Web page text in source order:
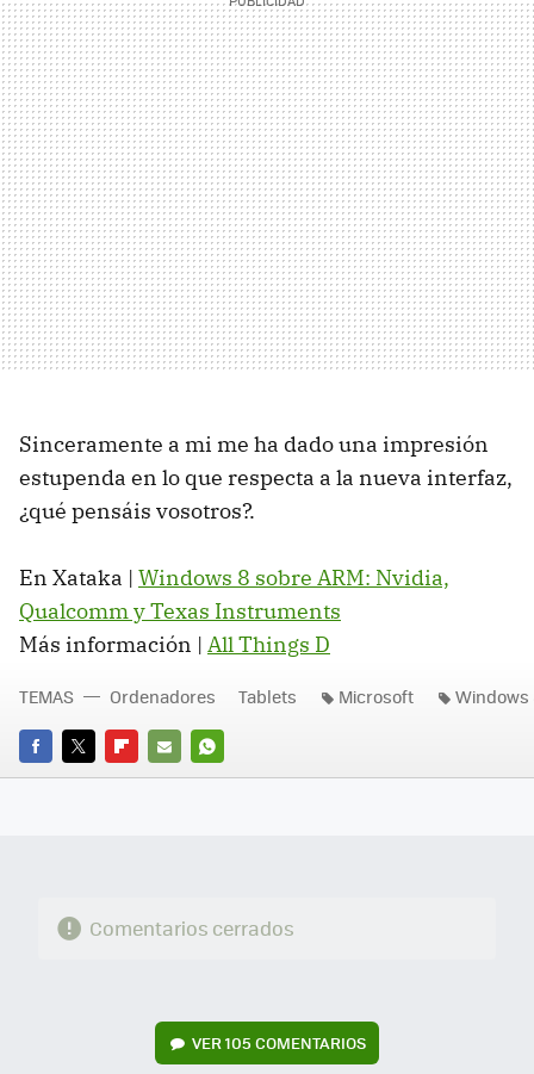
Sinceramente a mi me ha dado una impresión
estupenda en lo que respecta a la nueva interfaz,
¿qué pensáis vosotros?.
En Xataka | Windows 8 sobre ARM: Nvidia,
Qualcomm y Texas Instruments
Más información | All Things D
FACEBOOK
TWITTERFLIPBOARD
E-
WHATSAPP
TEMAS Ordenadores Tablets Microsoft Windows
Comentarios cerrados
VER105 COMENTARIOS